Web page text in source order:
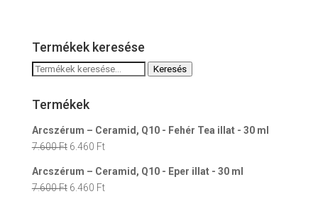
Termékek keresése
Keresés
következőre:
Keresés
Termékek
Arcszérum – Ceramid, Q10 - Fehér Tea illat - 30 ml
7.600Ft Original
was:
7.600 Ft.
6.460 FtCurrent
is:
6.460 Ft.
Arcszérum – Ceramid, Q10 - Eper illat - 30 ml
7.600Ft Original
6.460 FtCurrent